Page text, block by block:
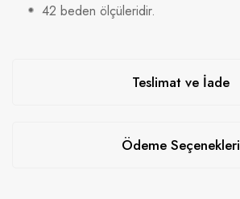
42 beden ölçüleridir.
Teslimat ve İade
Ödeme Seçenekleri